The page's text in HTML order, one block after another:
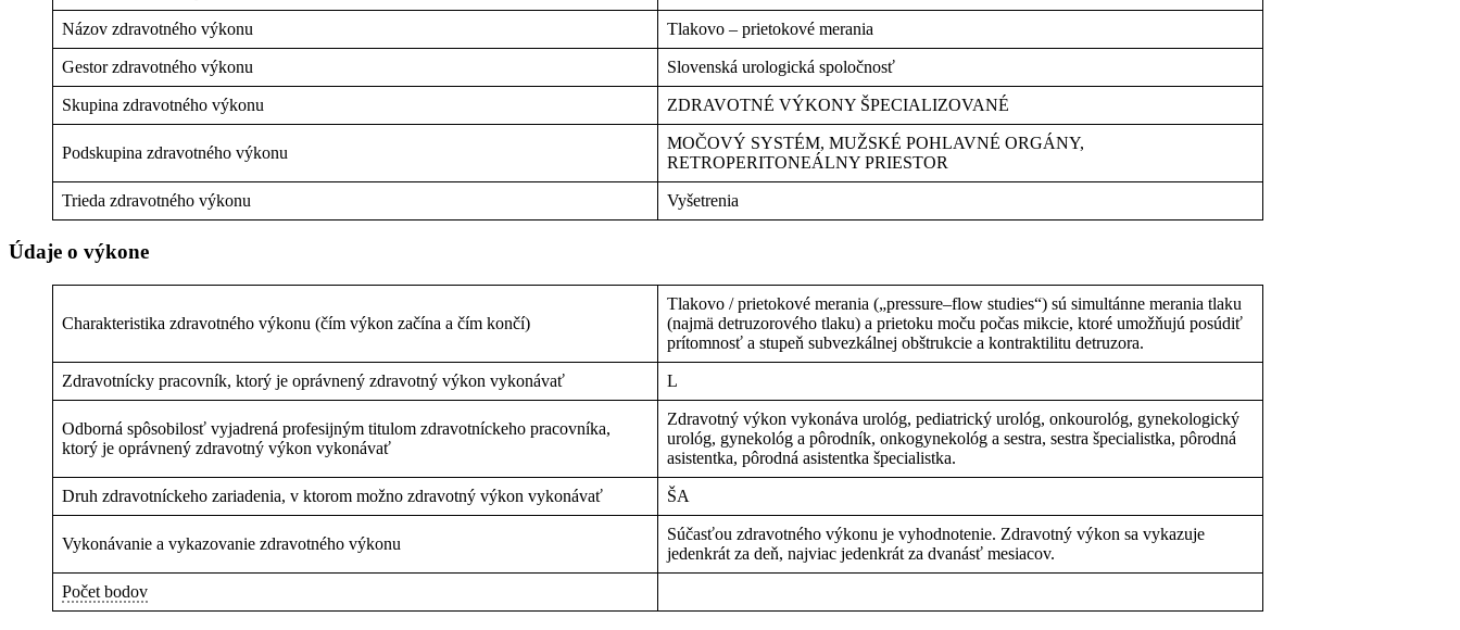
Názov zdravotného výkonu Tlakovo – prietokové merania
Gestor zdravotného výkonu Slovenská urologická spoločnosť
Skupina zdravotného výkonu ZDRAVOTNÉ VÝKONY ŠPECIALIZOVANÉ
Podskupina zdravotného výkonu
MOČOVÝ SYSTÉM, MUŽSKÉ POHLAVNÉ ORGÁNY,
RETROPERITONEÁLNY PRIESTOR
Trieda zdravotného výkonu Vyšetrenia
Údaje o výkone
Charakteristika zdravotného výkonu (čím výkon začína a čím končí)
Tlakovo / prietokové merania („pressure–flow studies“) sú simultánne merania tlaku
(najmä detruzorového tlaku) a prietoku moču počas mikcie, ktoré umožňujú posúdiť
prítomnosť a stupeň subvezkálnej obštrukcie a kontraktilitu detruzora.
Zdravotnícky pracovník, ktorý je oprávnený zdravotný výkon vykonávať L
Odborná spôsobilosť vyjadrená profesijným titulom zdravotníckeho pracovníka,
ktorý je oprávnený zdravotný výkon vykonávať
Zdravotný výkon vykonáva urológ, pediatrický urológ, onkourológ, gynekologický
urológ, gynekológ a pôrodník, onkogynekológ a sestra, sestra špecialistka, pôrodná
asistentka, pôrodná asistentka špecialistka.
Druh zdravotníckeho zariadenia, v ktorom možno zdravotný výkon vykonávať ŠA
Vykonávanie a vykazovanie zdravotného výkonu
Súčasťou zdravotného výkonu je vyhodnotenie. Zdravotný výkon sa vykazuje
jedenkrát za deň, najviac jedenkrát za dvanásť mesiacov.
Počet bodov